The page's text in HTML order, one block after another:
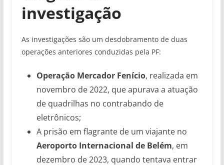
investigação
As investigações são um desdobramento de duas
operações anteriores conduzidas pela PF:
Operação Mercador Fenício, realizada em
novembro de 2022, que apurava a atuação
de quadrilhas no contrabando de
eletrônicos;
A prisão em flagrante de um viajante no
Aeroporto Internacional de Belém, em
dezembro de 2023, quando tentava entrar